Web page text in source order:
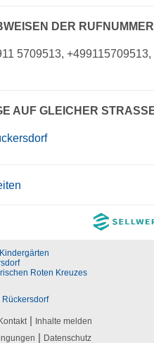
DER RUFNUMMER
5709513, +499115709513,
AUF GLEICHER STRASSE
Kindergärten
Roten Kreuzes
Rückersdorf
Kontakt | Inhalte melden
| Datenschutz